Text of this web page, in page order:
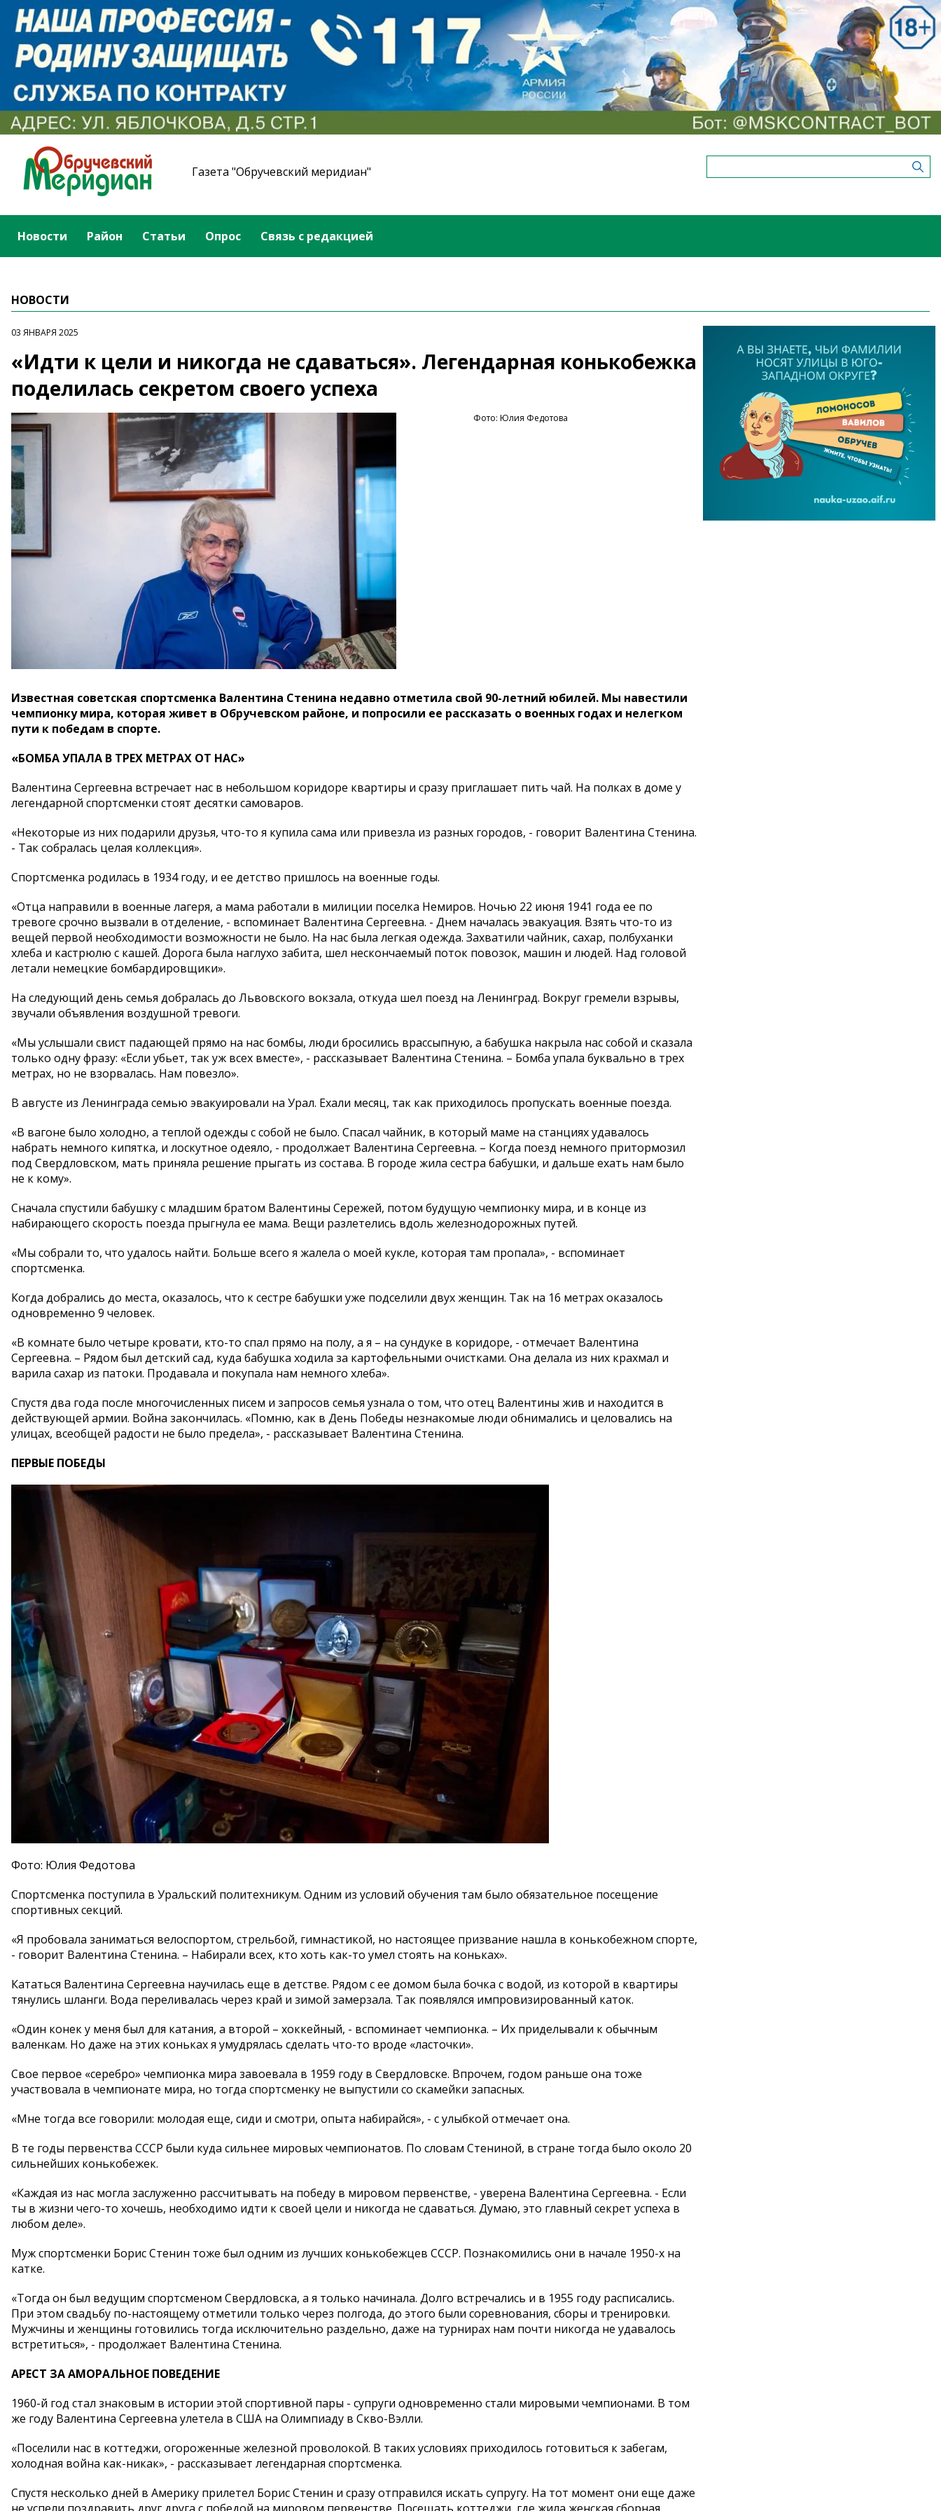
Газета "Обручевский меридиан"
Новости Район Статьи Опрос Связь с редакцией
НОВОСТИ
03 ЯНВАРЯ 2025
«Идти к цели и никогда не сдаваться». Легендарная конькобежка
поделилась секретом своего успеха
Фото: Юлия Федотова
Известная советская спортсменка Валентина Стенина недавно отметила свой 90-летний юбилей. Мы навестили
чемпионку мира, которая живет в Обручевском районе, и попросили ее рассказать о военных годах и нелегком
пути к победам в спорте.
«БОМБА УПАЛА В ТРЕХ МЕТРАХ ОТ НАС»
Валентина Сергеевна встречает нас в небольшом коридоре квартиры и сразу приглашает пить чай. На полках в доме у
легендарной спортсменки стоят десятки самоваров.
«Некоторые из них подарили друзья, что-то я купила сама или привезла из разных городов, - говорит Валентина Стенина.
- Так собралась целая коллекция».
Спортсменка родилась в 1934 году, и ее детство пришлось на военные годы.
«Отца направили в военные лагеря, а мама работали в милиции поселка Немиров. Ночью 22 июня 1941 года ее по
тревоге срочно вызвали в отделение, - вспоминает Валентина Сергеевна. - Днем началась эвакуация. Взять что-то из
вещей первой необходимости возможности не было. На нас была легкая одежда. Захватили чайник, сахар, полбуханки
хлеба и кастрюлю с кашей. Дорога была наглухо забита, шел нескончаемый поток повозок, машин и людей. Над головой
летали немецкие бомбардировщики».
На следующий день семья добралась до Львовского вокзала, откуда шел поезд на Ленинград. Вокруг гремели взрывы,
звучали объявления воздушной тревоги.
«Мы услышали свист падающей прямо на нас бомбы, люди бросились врассыпную, а бабушка накрыла нас собой и сказала
только одну фразу: «Если убьет, так уж всех вместе», - рассказывает Валентина Стенина. – Бомба упала буквально в трех
метрах, но не взорвалась. Нам повезло».
В августе из Ленинграда семью эвакуировали на Урал. Ехали месяц, так как приходилось пропускать военные поезда.
«В вагоне было холодно, а теплой одежды с собой не было. Спасал чайник, в который маме на станциях удавалось
набрать немного кипятка, и лоскутное одеяло, - продолжает Валентина Сергеевна. – Когда поезд немного притормозил
под Свердловском, мать приняла решение прыгать из состава. В городе жила сестра бабушки, и дальше ехать нам было
не к кому».
Сначала спустили бабушку с младшим братом Валентины Сережей, потом будущую чемпионку мира, и в конце из
набирающего скорость поезда прыгнула ее мама. Вещи разлетелись вдоль железнодорожных путей.
«Мы собрали то, что удалось найти. Больше всего я жалела о моей кукле, которая там пропала», - вспоминает
спортсменка.
Когда добрались до места, оказалось, что к сестре бабушки уже подселили двух женщин. Так на 16 метрах оказалось
одновременно 9 человек.
«В комнате было четыре кровати, кто-то спал прямо на полу, а я – на сундуке в коридоре, - отмечает Валентина
Сергеевна. – Рядом был детский сад, куда бабушка ходила за картофельными очистками. Она делала из них крахмал и
варила сахар из патоки. Продавала и покупала нам немного хлеба».
Спустя два года после многочисленных писем и запросов семья узнала о том, что отец Валентины жив и находится в
действующей армии. Война закончилась. «Помню, как в День Победы незнакомые люди обнимались и целовались на
улицах, всеобщей радости не было предела», - рассказывает Валентина Стенина.
ПЕРВЫЕ ПОБЕДЫ
Фото: Юлия Федотова
Спортсменка поступила в Уральский политехникум. Одним из условий обучения там было обязательное посещение
спортивных секций.
«Я пробовала заниматься велоспортом, стрельбой, гимнастикой, но настоящее призвание нашла в конькобежном спорте,
- говорит Валентина Стенина. – Набирали всех, кто хоть как-то умел стоять на коньках».
Кататься Валентина Сергеевна научилась еще в детстве. Рядом с ее домом была бочка с водой, из которой в квартиры
тянулись шланги. Вода переливалась через край и зимой замерзала. Так появлялся импровизированный каток.
«Один конек у меня был для катания, а второй – хоккейный, - вспоминает чемпионка. – Их приделывали к обычным
валенкам. Но даже на этих коньках я умудрялась сделать что-то вроде «ласточки».
Свое первое «серебро» чемпионка мира завоевала в 1959 году в Свердловске. Впрочем, годом раньше она тоже
участвовала в чемпионате мира, но тогда спортсменку не выпустили со скамейки запасных.
«Мне тогда все говорили: молодая еще, сиди и смотри, опыта набирайся», - с улыбкой отмечает она.
В те годы первенства СССР были куда сильнее мировых чемпионатов. По словам Стениной, в стране тогда было около 20
сильнейших конькобежек.
«Каждая из нас могла заслуженно рассчитывать на победу в мировом первенстве, - уверена Валентина Сергеевна. - Если
ты в жизни чего-то хочешь, необходимо идти к своей цели и никогда не сдаваться. Думаю, это главный секрет успеха в
любом деле».
Муж спортсменки Борис Стенин тоже был одним из лучших конькобежцев СССР. Познакомились они в начале 1950-х на
катке.
«Тогда он был ведущим спортсменом Свердловска, а я только начинала. Долго встречались и в 1955 году расписались.
При этом свадьбу по-настоящему отметили только через полгода, до этого были соревнования, сборы и тренировки.
Мужчины и женщины готовились тогда исключительно раздельно, даже на турнирах нам почти никогда не удавалось
встретиться», - продолжает Валентина Стенина.
АРЕСТ ЗА АМОРАЛЬНОЕ ПОВЕДЕНИЕ
1960-й год стал знаковым в истории этой спортивной пары - супруги одновременно стали мировыми чемпионами. В том
же году Валентина Сергеевна улетела в США на Олимпиаду в Скво-Вэлли.
«Поселили нас в коттеджи, огороженные железной проволокой. В таких условиях приходилось готовиться к забегам,
холодная война как-никак», - рассказывает легендарная спортсменка.
Спустя несколько дней в Америку прилетел Борис Стенин и сразу отправился искать супругу. На тот момент они еще даже